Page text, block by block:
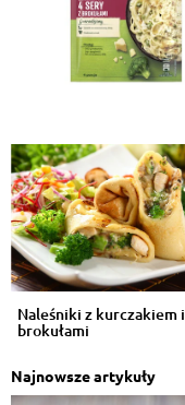
Naleśniki z kurczakiem i
brokułami
Najnowsze artykuły